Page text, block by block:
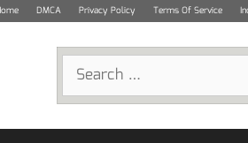
DMCA Privacy Policy Terms Of Service
Search
for: